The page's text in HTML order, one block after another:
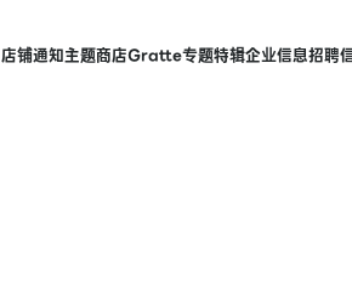
店铺通知主题商店Gratte专题特辑企业信息招聘